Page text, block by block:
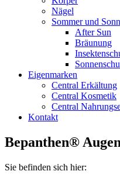
Nägel
Sommer und
After Sun
Bräunung
Eigenmarken
Central Erkältung
Central Kosmetik
Central
Kontakt
Bepanthen®
Sie befinden sich hier: